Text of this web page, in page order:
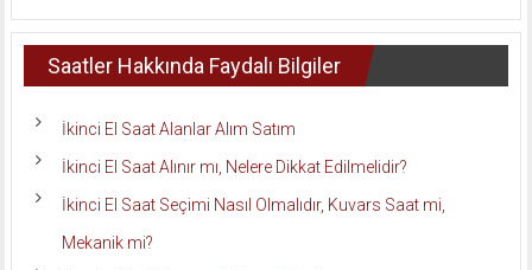
Saatler Hakkında Faydalı Bilgiler
İkinci El Saat Alanlar Alım Satım
İkinci El Saat Alınır mı, Nelere Dikkat Edilmelidir?
İkinci El Saat Seçimi Nasıl Olmalıdır, Kuvars Saat mi,
Mekanik mi?